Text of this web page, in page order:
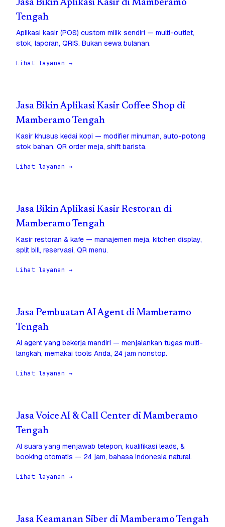
Jasa Bikin Aplikasi Kasir di Mamberamo
Tengah
Aplikasi kasir (POS) custom milik sendiri — multi-outlet,
stok, laporan, QRIS. Bukan sewa bulanan.
Lihat layanan →
Jasa Bikin Aplikasi Kasir Coffee Shop di
Mamberamo Tengah
Kasir khusus kedai kopi — modifier minuman, auto-potong
stok bahan, QR order meja, shift barista.
Lihat layanan →
Jasa Bikin Aplikasi Kasir Restoran di
Mamberamo Tengah
Kasir restoran & kafe — manajemen meja, kitchen display,
split bill, reservasi, QR menu.
Lihat layanan →
Jasa Pembuatan AI Agent di Mamberamo
Tengah
AI agent yang bekerja mandiri — menjalankan tugas multi-
langkah, memakai tools Anda, 24 jam nonstop.
Lihat layanan →
Jasa Voice AI & Call Center di Mamberamo
Tengah
AI suara yang menjawab telepon, kualifikasi leads, &
booking otomatis — 24 jam, bahasa Indonesia natural.
Lihat layanan →
Jasa Keamanan Siber di Mamberamo Tengah